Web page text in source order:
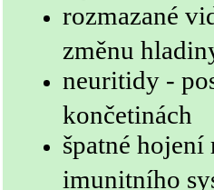
rozmazané
změnu
neuritidy -
končetinách
špatné
imunitního